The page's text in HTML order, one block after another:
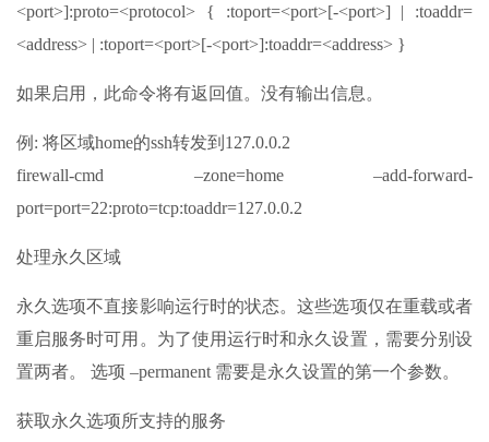
<port>]:proto=<protocol> { :toport=<port>[-<port>] | :toaddr=
<address> | :toport=<port>[-<port>]:toaddr=<address> }
如果启用，此命令将有返回值。没有输出信息。
例: 将区域home的ssh转发到127.0.0.2
firewall-cmd –zone=home –add-forward-
port=port=22:proto=tcp:toaddr=127.0.0.2
处理永久区域
永久选项不直接影响运行时的状态。这些选项仅在重载或者
重启服务时可用。为了使用运行时和永久设置，需要分别设
置两者。 选项 –permanent 需要是永久设置的第一个参数。
获取永久选项所支持的服务